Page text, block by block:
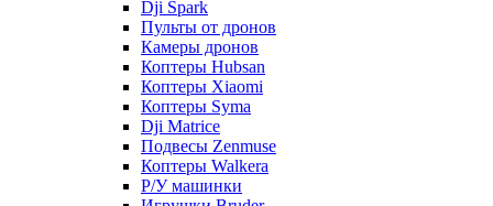
Dji Spark
Пульты от дронов
Камеры дронов
Коптеры Hubsan
Коптеры Xiaomi
Коптеры Syma
Dji Matrice
Подвесы Zenmuse
Коптеры Walkera
Р/У машинки